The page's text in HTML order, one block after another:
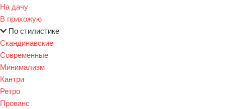
На дачу
В прихожую
По стилистике
Скандинавские
Современные
Минимализм
Кантри
Ретро
Прованс